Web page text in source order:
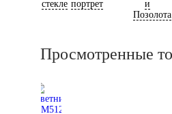
стекле портрет
и
Позолота
Просмотренные